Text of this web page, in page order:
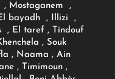
, Mostaganem ,
bayadh , Illizi ,
, El taref , Tindouf
, Souk
, Naama , Ain
, Timimoun ,